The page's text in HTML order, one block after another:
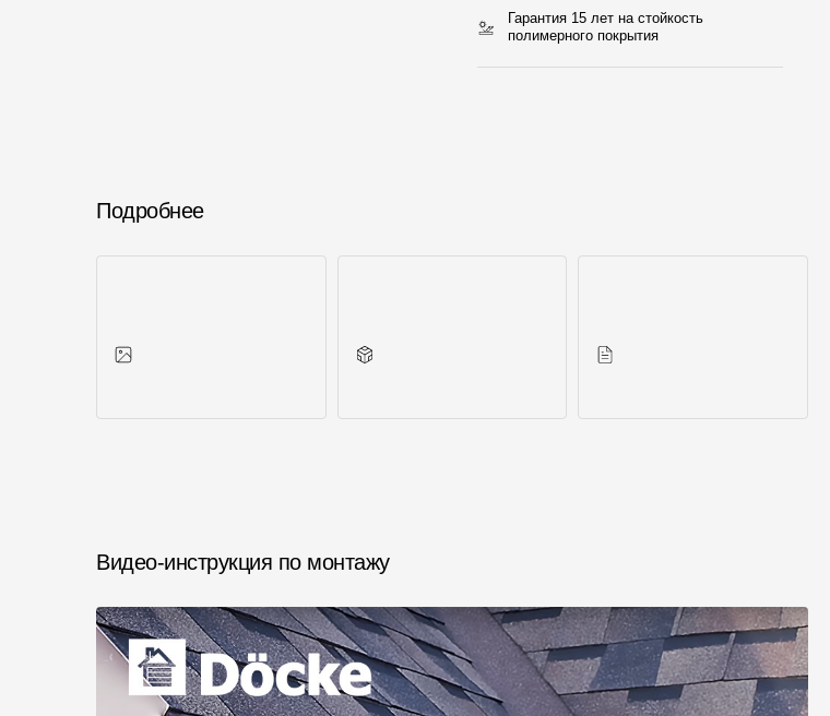
Гарантия 15 лет на стойкость
полимерного покрытия
Подробнее
Видео-инструкция по монтажу